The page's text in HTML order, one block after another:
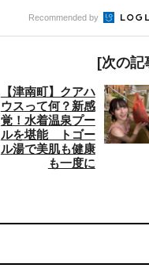
Recommended by
[次の記
【津南町】クアハ
ウスって何？新感
覚！水着温泉プー
ルを堪能 トゴー
ル湯で美肌も健康
も一度に